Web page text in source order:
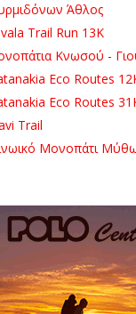
Άθλος
Trail Run 13K
Κνωσού -
Eco Routes
Eco Routes
Trail
Μονοπάτι